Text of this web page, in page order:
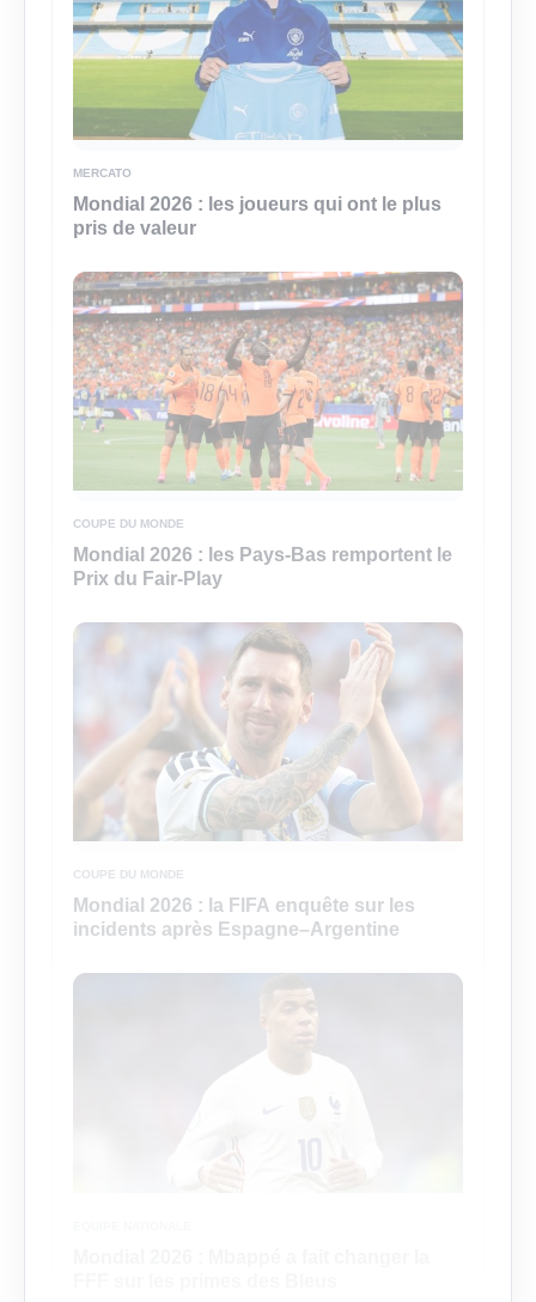
MERCATO
Mondial 2026 : les joueurs qui ont le plus
pris de valeur
COUPE DU MONDE
Mondial 2026 : les Pays-Bas remportent le
Prix du Fair-Play
COUPE DU MONDE
Mondial 2026 : la FIFA enquête sur les
incidents après Espagne–Argentine